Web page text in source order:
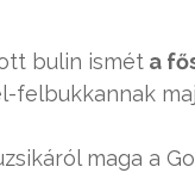
bulin ismét a
felbukkannak
maga a